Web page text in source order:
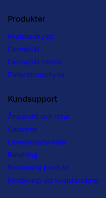
Produkter
Kvalsterskydd
DermaSilk
DermaSilk Intimo
Patientbroschyrer
Kundsupport
Ångerrätt och retur
Garantier
Leveransalternativ
Betalning
Reklamera produkt
Försäkring vid kvalsterallergi